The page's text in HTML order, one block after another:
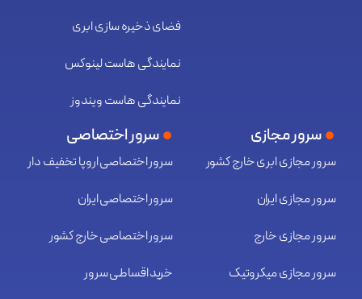
فضای ذخیره سازی ابری
نمایندگی هاست لینوکس
نمایندگی هاست ویندوز
سرور مجازی
سرور مجازی ابری خارج کشور
سرور مجازی ایران
سرور مجازی خارج
سرور مجازی میکروتیک
سرور اختصاصی
سرور اختصاصی اروپا تخفیف دار
سرور اختصاصی ایران
سرور اختصاصی خارج کشور
خرید اقساطی سرور